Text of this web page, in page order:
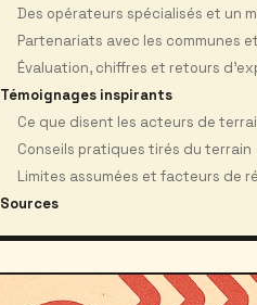
Des opérateurs spécialisés et un
Partenariats avec les communes
Évaluation, chiffres et retours
Témoignages inspirants
Ce que disent les acteurs de
Conseils pratiques tirés du terrain
Limites assumées et facteurs de
Sources